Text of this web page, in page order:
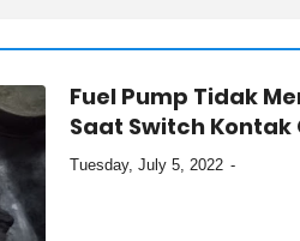
Fuel Pump Tidak
Saat Switch Kontak
Tuesday, July 5, 2022